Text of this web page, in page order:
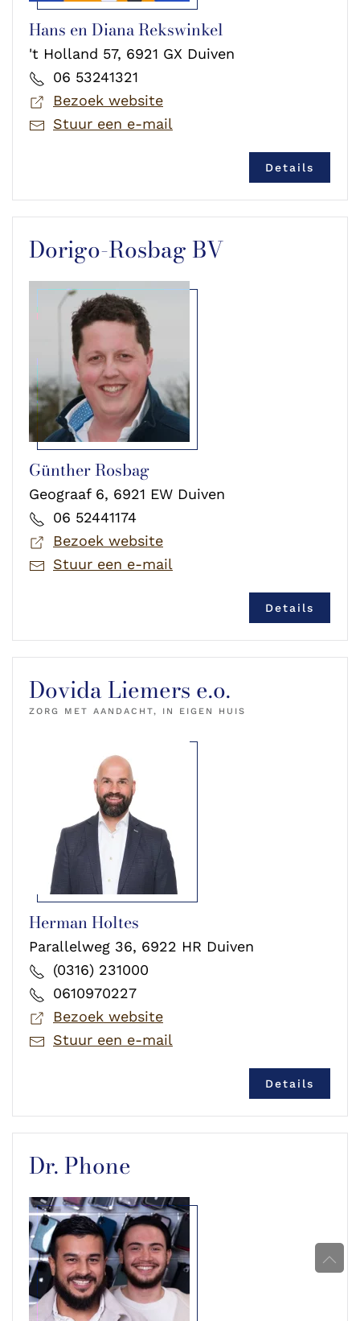
Hans en Diana Rekswinkel
't Holland 57, 6921 GX Duiven
06 53241321
Bezoek website
Stuur een e-mail
Details
Dorigo-Rosbag BV
Günther Rosbag
Geograaf 6, 6921 EW Duiven
06 52441174
Bezoek website
Stuur een e-mail
Details
Dovida Liemers e.o.
ZORG MET AANDACHT, IN EIGEN HUIS
Herman Holtes
Parallelweg 36, 6922 HR Duiven
(0316) 231000
0610970227
Bezoek website
Stuur een e-mail
Details
Dr. Phone